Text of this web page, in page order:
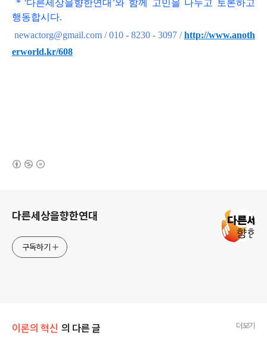
* '다른세상을향한연대 ’와 함께 고민을 나누고 토론하고
행동합시다.
newactorg@gmail.com / 010 - 8230 - 3097 /http://www.anoth
erworld.kr/608
다른세상을향한연대
구독하기
이론의 혁신 의 다른 글 더보기